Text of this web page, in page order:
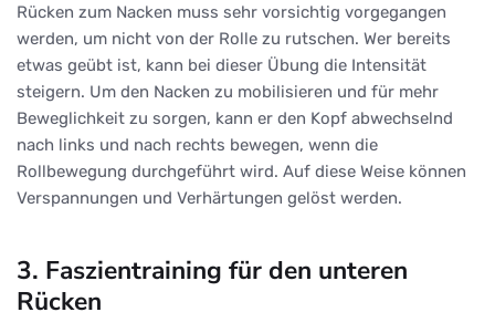
Rücken zum Nacken muss sehr vorsichtig vorgegangen
werden, um nicht von der Rolle zu rutschen. Wer bereits
etwas geübt ist, kann bei dieser Übung die Intensität
steigern. Um den Nacken zu mobilisieren und für mehr
Beweglichkeit zu sorgen, kann er den Kopf abwechselnd
nach links und nach rechts bewegen, wenn die
Rollbewegung durchgeführt wird. Auf diese Weise können
Verspannungen und Verhärtungen gelöst werden.
3. Faszientraining für den unteren
Rücken